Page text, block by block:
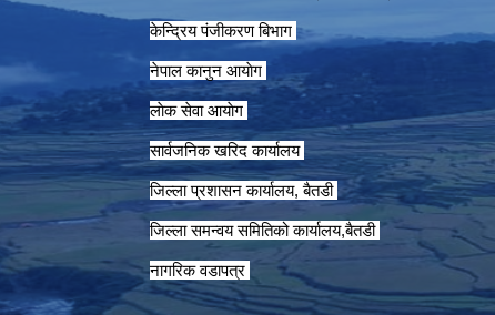
केन्द्रिय पंजीकरण बिभाग
नेपाल कानुन आयाेग
लाेक सेवा आयाेग
सार्वजनिक खरिद कार्यालय
जिल्ला प्रशासन कार्यालय, बैतडी
जिल्ला समन्वय समितिको कार्यालय,बैतडी
नागरिक वडापत्र